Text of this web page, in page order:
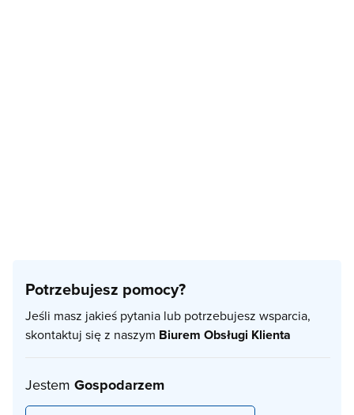
Potrzebujesz pomocy?
Jeśli masz jakieś pytania lub potrzebujesz wsparcia,
skontaktuj się z naszym Biurem Obsługi Klienta
Jestem Gospodarzem